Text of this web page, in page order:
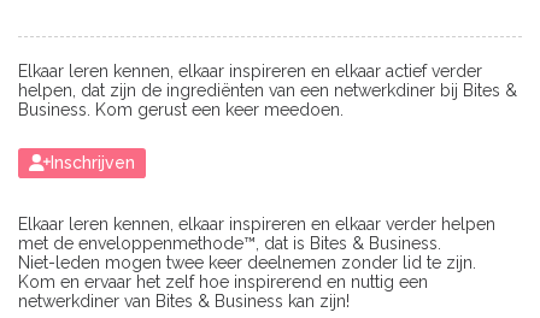
Elkaar leren kennen, elkaar inspireren en elkaar actief verder
helpen, dat zijn de ingrediënten van een netwerkdiner bij Bites &
Business. Kom gerust een keer meedoen.
Inschrijven
Elkaar leren kennen, elkaar inspireren en elkaar verder helpen
met de enveloppenmethode™, dat is Bites & Business.
Niet-leden mogen twee keer deelnemen zonder lid te zijn.
Kom en ervaar het zelf hoe inspirerend en nuttig een
netwerkdiner van Bites & Business kan zijn!